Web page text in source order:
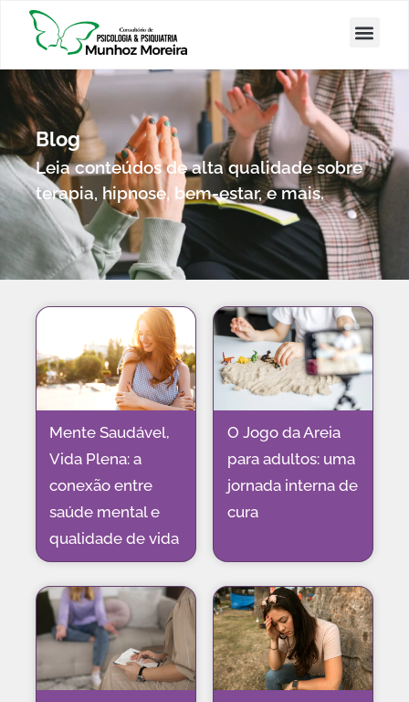
Blog
Leia conteúdos de alta qualidade sobre
terapia, hipnose, bem-estar, e mais.
Mente Saudável,
Vida Plena: a
conexão entre
saúde mental e
qualidade de vida
O Jogo da Areia
para adultos: uma
jornada interna de
cura